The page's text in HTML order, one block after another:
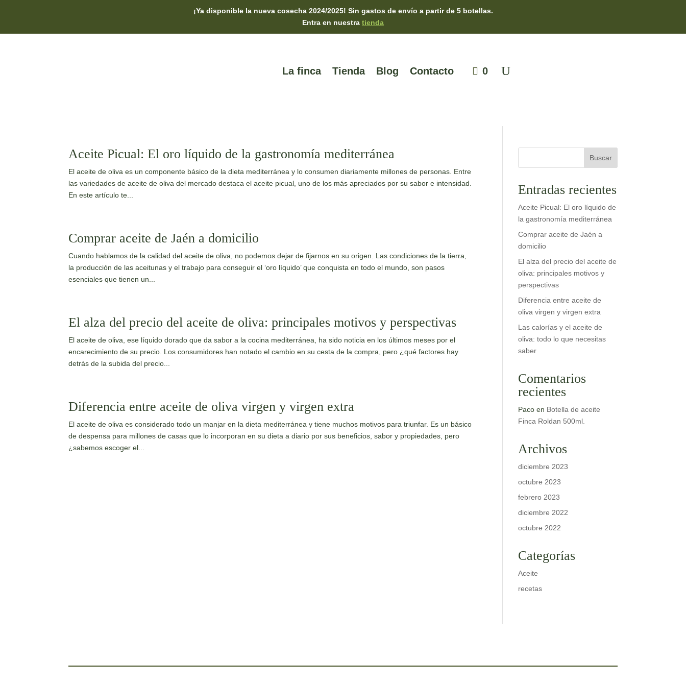
¡Ya disponible la nueva cosecha 2024/2025! Sin gastos de envío a partir de 5 botellas.
Entra en nuestra tienda
La finca Tienda Blog Contacto 0
Aceite Picual: El oro líquido de la gastronomía mediterránea
El aceite de oliva es un componente básico de la dieta mediterránea y lo consumen diariamente millones de personas. Entre
las variedades de aceite de oliva del mercado destaca el aceite picual, uno de los más apreciados por su sabor e intensidad.
En este artículo te...
Comprar aceite de Jaén a domicilio
Cuando hablamos de la calidad del aceite de oliva, no podemos dejar de fijarnos en su origen. Las condiciones de la tierra,
la producción de las aceitunas y el trabajo para conseguir el ‘oro líquido’ que conquista en todo el mundo, son pasos
esenciales que tienen un...
El alza del precio del aceite de oliva: principales motivos y perspectivas
El aceite de oliva, ese líquido dorado que da sabor a la cocina mediterránea, ha sido noticia en los últimos meses por el
encarecimiento de su precio. Los consumidores han notado el cambio en su cesta de la compra, pero ¿qué factores hay
detrás de la subida del precio...
Diferencia entre aceite de oliva virgen y virgen extra
El aceite de oliva es considerado todo un manjar en la dieta mediterránea y tiene muchos motivos para triunfar. Es un básico
de despensa para millones de casas que lo incorporan en su dieta a diario por sus beneficios, sabor y propiedades, pero
¿sabemos escoger el...
Buscar
Entradas recientes
Aceite Picual: El oro líquido de
la gastronomía mediterránea
Comprar aceite de Jaén a
domicilio
El alza del precio del aceite de
oliva: principales motivos y
perspectivas
Diferencia entre aceite de
oliva virgen y virgen extra
Las calorías y el aceite de
oliva: todo lo que necesitas
saber
Comentarios
recientes
Paco en Botella de aceite
Finca Roldan 500ml.
Archivos
diciembre 2023
octubre 2023
febrero 2023
diciembre 2022
octubre 2022
Categorías
Aceite
recetas